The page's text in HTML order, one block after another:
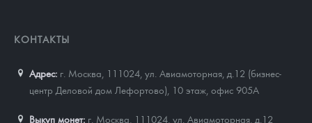
КОНТАКТЫ
Адрес: г. Москва, 111024 ул. Авиамоторная, д.12 (бизнес-
центр Деловой дом Лефортово), 10 этаж, офис 905А
Выкуп монет: г. Москва, 111024, ул. Авиамоторная, д.12